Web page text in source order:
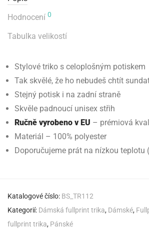
Hodnocení 0
Tabulka velikostí
Stylové triko s celoplošným potiskem
Tak skvělé, že ho nebudeš chtít
Stejný potisk i na zadní straně
Skvěle padnoucí unisex střih
Ručně vyrobeno v EU – prémiová
Materiál – 100% polyester
Doporučujeme prát na nízkou teplotu
Katalogové číslo: BS_TR112
Kategorií: Dámská fullprint trika, Dámské,
fullprint trika, Pánské